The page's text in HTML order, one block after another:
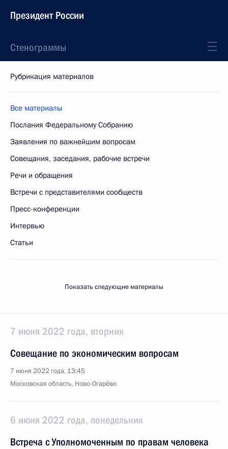
Президент России
Стенограммы
Рубрикация материалов
Все материалы
Послания Федеральному Собранию
Заявления по важнейшим вопросам
Совещания, заседания, рабочие встречи
Речи и обращения
Встречи с представителями сообществ
Пресс-конференции
Интервью
Статьи
Показать следующие материалы
7 июня 2022 года, вторник
Совещание по экономическим вопросам
7 июня 2022 года, 13:45
Московская область, Ново-Огарёво
6 июня 2022 года, понедельник
Встреча с Уполномоченным по правам человека